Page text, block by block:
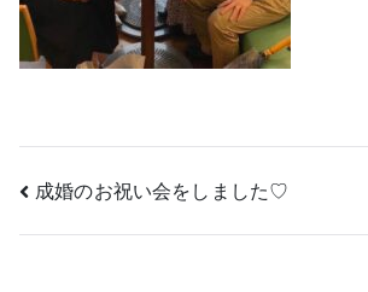
投
稿
成婚のお祝い会をしました♡